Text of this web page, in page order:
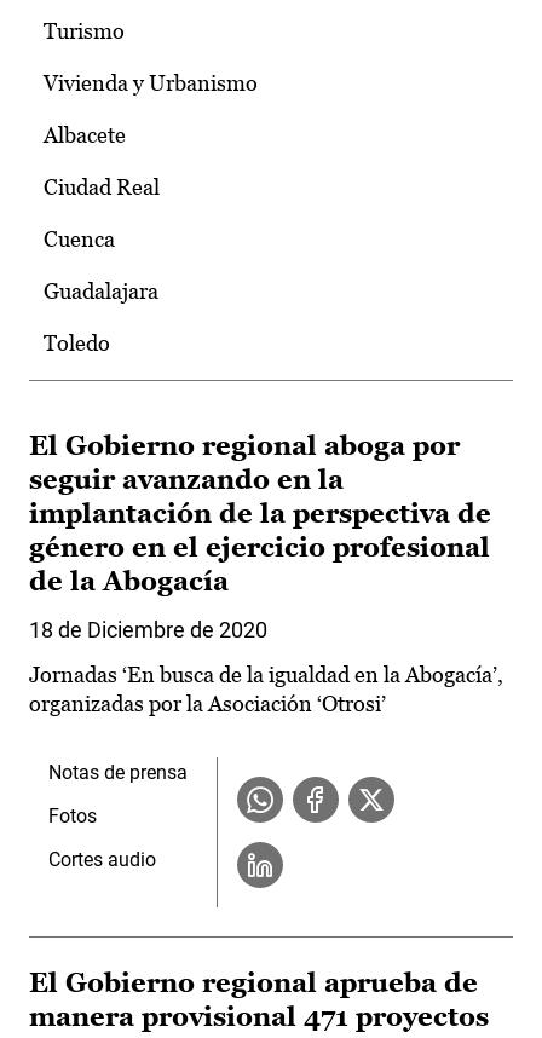
Turismo
Vivienda y Urbanismo
Albacete
Ciudad Real
Cuenca
Guadalajara
Toledo
El Gobierno regional aboga por
seguir avanzando en la
implantación de la perspectiva de
género en el ejercicio profesional
de la Abogacía
18 de Diciembre de 2020
Jornadas ‘En busca de la igualdad en la Abogacía’,
organizadas por la Asociación ‘Otrosi’
Notas de prensa
Fotos
Cortes audio
El Gobierno regional aprueba de
manera provisional 471 proyectos